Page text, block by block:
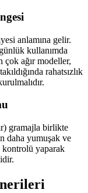
anlamına gelir.
kullanımda
çok ağır modeller,
rahatsızlık
gramajla birlikte
daha yumuşak ve
yaparak